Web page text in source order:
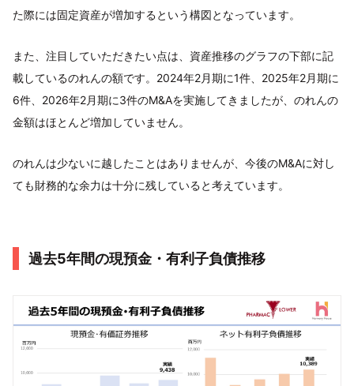
た際には固定資産が増加するという構図となっています。
また、注目していただきたい点は、資産推移のグラフの下部に記
載しているのれんの額です。2024年2月期に1件、2025年2月期に
6件、2026年2月期に3件のM&Aを実施してきましたが、のれんの
金額はほとんど増加していません。
のれんは少ないに越したことはありませんが、今後のM&Aに対し
ても財務的な余力は十分に残していると考えています。
過去5年間の現預金・有利子負債推移